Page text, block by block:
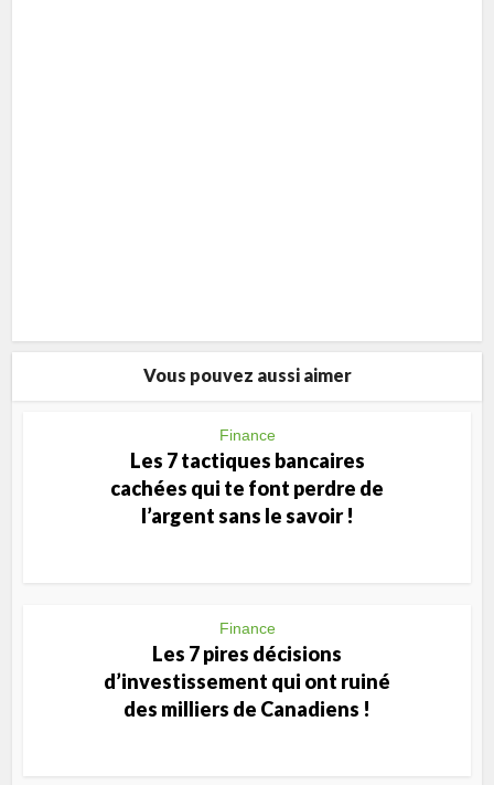
Vous pouvez aussi aimer
Finance
Les 7 tactiques bancaires
cachées qui te font perdre de
l’argent sans le savoir !
Finance
Les 7 pires décisions
d’investissement qui ont ruiné
des milliers de Canadiens !